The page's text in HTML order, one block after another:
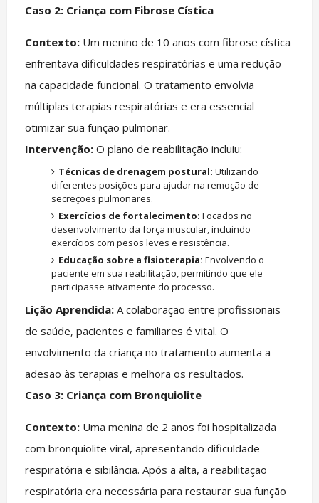
Caso 2: Criança com Fibrose Cística
Contexto:Um menino de 10 anos com fibrose cística
enfrentava dificuldades respiratórias e uma redução
na capacidade funcional. O tratamento envolvia
múltiplas terapias respiratórias e era essencial
otimizar sua função pulmonar.
Intervenção:O plano de reabilitação incluiu:
Técnicas de drenagem postural: Utilizando
diferentes posições para ajudar na remoção de
secreções pulmonares.
Exercícios de fortalecimento: Focados no
desenvolvimento da força muscular, incluindo
exercícios com pesos leves e resistência.
Educação sobre a fisioterapia: Envolvendo o
paciente em sua reabilitação, permitindo que ele
participasse ativamente do processo.
Lição Aprendida:A colaboração entre profissionais
de saúde, pacientes e familiares é vital. O
envolvimento da criança no tratamento aumenta a
adesão às terapias e melhora os resultados.
Caso 3: Criança com Bronquiolite
Contexto:Uma menina de 2 anos foi hospitalizada
com bronquiolite viral, apresentando dificuldade
respiratória e sibilância. Após a alta, a reabilitação
respiratória era necessária para restaurar sua função